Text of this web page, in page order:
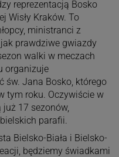
reprezentacją Bosko
Wisły Kraków. To
ministranci z
prawdziwe gwiazdy
walki w meczach
organizuje
św. Jana Bosko, którego
tym roku. Oczywiście w
17 sezonów,
parafii.
Bielsko-Biała i Bielsko-
będziemy świadkami